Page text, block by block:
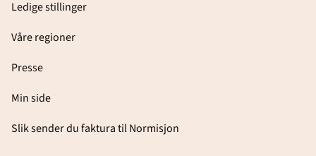
Ledige stillinger
Våre regioner
Presse
Min side
Slik sender du faktura til Normisjon